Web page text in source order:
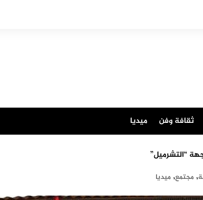
ثقافة وفن ميديا
“التشرميل”
, مجتمع, ميديا